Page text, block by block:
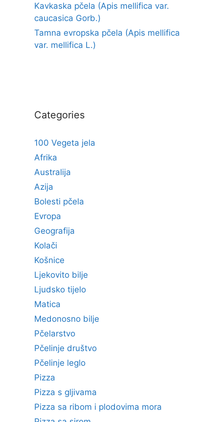
Kavkaska pčela (Apis mellifica var.
caucasica Gorb.)
Tamna evropska pčela (Apis mellifica
var. mellifica L.)
Categories
100 Vegeta jela
Afrika
Australija
Azija
Bolesti pčela
Evropa
Geografija
Kolači
Košnice
Ljekovito bilje
Ljudsko tijelo
Matica
Medonosno bilje
Pčelarstvo
Pčelinje društvo
Pčelinje leglo
Pizza
Pizza s gljivama
Pizza sa ribom i plodovima mora